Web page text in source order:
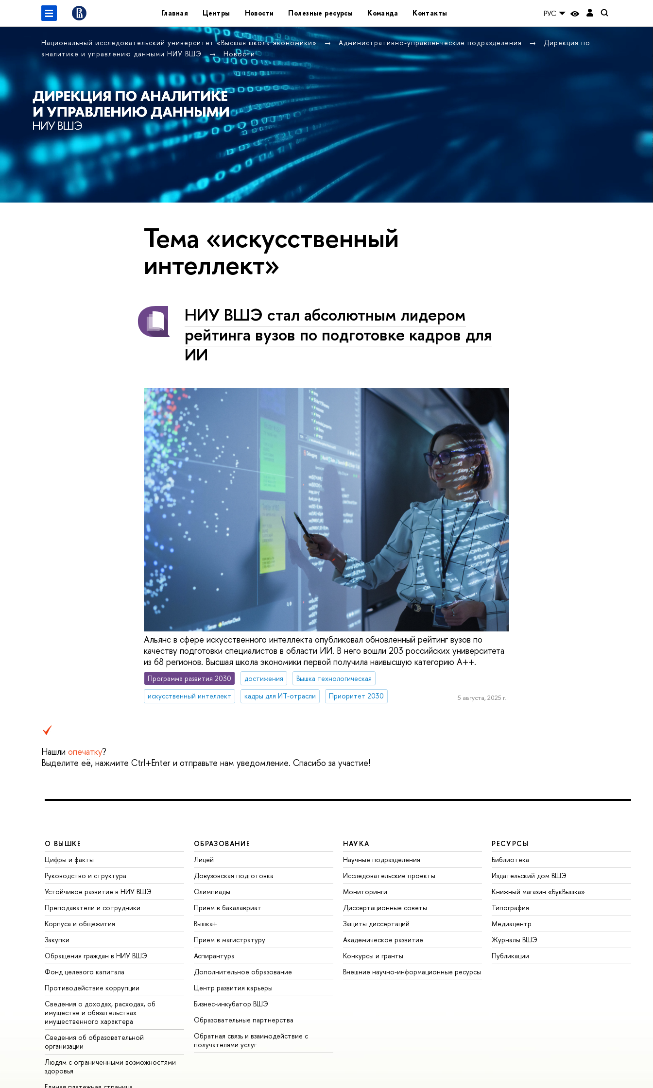
Главная Центры Новости Полезные ресурсы Команда Контакты РУС
Национальный исследовательский университет «Высшая школа экономики» Административно-управленческие подразделения
Дирекция по
аналитике и управлению данными НИУ ВШЭ
Новости
Тема «искусственный
интеллект»
НИУ ВШЭ стал абсолютным лидером
рейтинга вузов по подготовке кадров для
ИИ
Альянс в сфере искусственного интеллекта опубликовал обновленный рейтинг вузов по
качеству подготовки специалистов в области ИИ. В него вошли 203 российских университета
из 68 регионов. Высшая школа экономики первой получила наивысшую категорию А++.
Программа развития 2030 достижения
Вышка технологическая
искусственный интеллект
кадры для ИТ-отрасли Приоритет 2030 5 августа, 2025 г.
Нашли опечатку?
Выделите её, нажмите Ctrl+Enter и отправьте нам уведомление. Спасибо за участие!
О ВЫШКЕ
Цифры и факты
Руководство и структура
Устойчивое развитие в НИУ ВШЭ
Преподаватели и сотрудники
Корпуса и общежития
Закупки
Обращения граждан в НИУ ВШЭ
Фонд целевого капитала
Противодействие коррупции
Сведения о доходах, расходах, об
имуществе и обязательствах
имущественного характера
Сведения об образовательной
организации
Людям с ограниченными возможностями
здоровья
ОБРАЗОВАНИЕ
Лицей
Довузовская подготовка
Олимпиады
Прием в бакалавриат
Вышка+
Прием в магистратуру
Аспирантура
Дополнительное образование
Центр развития карьеры
Бизнес-инкубатор ВШЭ
Образовательные партнерства
Обратная связь и взаимодействие с
получателями услуг
НАУКА
Научные подразделения
Исследовательские проекты
Мониторинги
Диссертационные советы
Защиты диссертаций
Академическое развитие
Конкурсы и гранты
Внешние научно-информационные ресурсы
РЕСУРСЫ
Библиотека
Издательский дом ВШЭ
Книжный магазин «БукВышка»
Типография
Медиацентр
Журналы ВШЭ
Публикации